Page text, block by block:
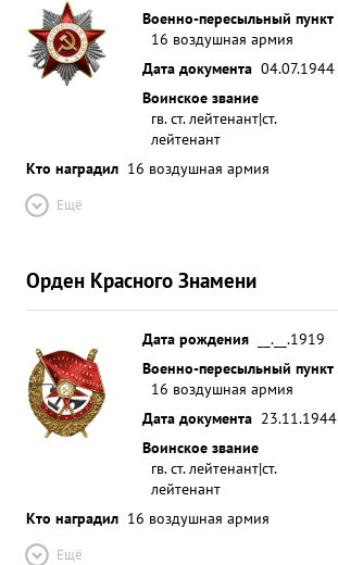
Военно-пересыльный пункт
16 воздушная армия
Дата документа 04.07.1944
Воинское звание
гв. ст. лейтенант|ст.
лейтенант
Кто наградил 16 воздушная армия
Ещё
Орден Красного Знамени
Дата рождения
__.__.1919
Военно-пересыльный пункт
16 воздушная армия
Дата документа 23.11.1944
Воинское звание
гв. ст. лейтенант|ст.
лейтенант
Кто наградил 16 воздушная армия
Ещё